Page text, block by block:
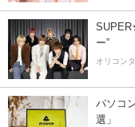
ー”
オリコン
パソコ
選」